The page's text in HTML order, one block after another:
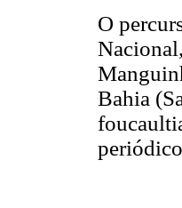
O
Bahia